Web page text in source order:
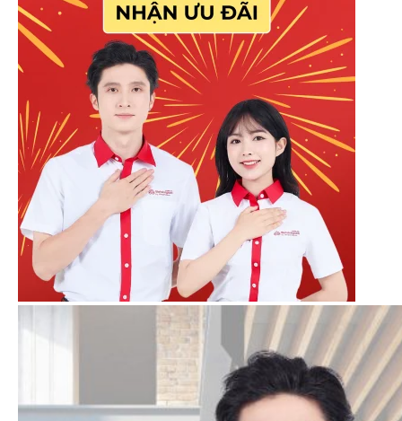
* Dòng áo sẵn của Mitu được sử dụng chất liệu
Lacoste Poly thái. Dòng chất liệu trung bình (giá
rẻ) được nhiều khách hàng lựa chọn.
* Đặc tính: Thấm hút vừa phải, chống nhăn tốt,
đàn hồi tối, màu sắc tươi và bền màu.
khách hàng muốn tham khảo thêm các chất liệu
khác cao cấp hơn, vui lòng liên hệ với Mitu.
In - Thêu Theo Yêu Cầu
Chất Liệu - Quy Cách
Dòng áo sẵn
của Mitu được sử dụng chất
liệu Lacoste Poly thái. Dòng chất liệu trung
bình (giá rẻ) được nhiều khách hàng lựa
Đặc tính:
Thấm hút vừa phải, chống nhăn
tốt, đàn hồi tối, màu sắc tươi và bền màu.
Form chung nam nữ (Áo phù
hợp cho cả nam và nữ)
khách hàng muốn tham khảo thêm các chất liệu
khác cao cấp hơn, vui lòng liên hệ với Mitu.
Dịch Vụ In - Thêu Theo Yêu Cầu